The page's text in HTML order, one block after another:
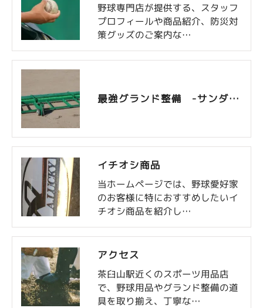
野球専門店が提供する、スタッフ
プロフィールや商品紹介、防災対
策グッズのご案内な…
最強グランド整備 -サンダーバード-
イチオシ商品
当ホームページでは、野球愛好家
のお客様に特におすすめしたいイ
チオシ商品を紹介し…
アクセス
茶臼山駅近くのスポーツ用品店
で、野球用品やグランド整備の道
具を取り揃え、丁寧な…